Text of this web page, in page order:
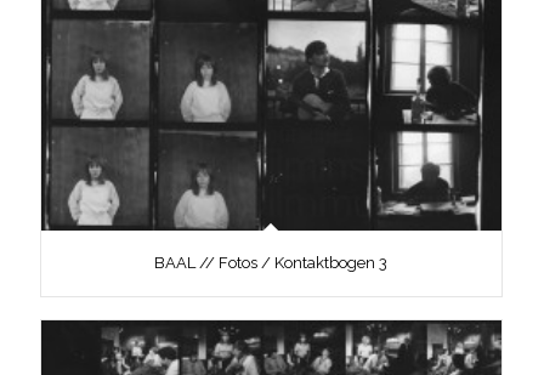
BAAL // Fotos / Kontaktbogen 3